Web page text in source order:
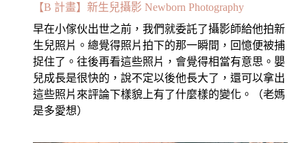
【B 計畫】新生兒攝影 Newborn Photography
早在小傢伙出世之前，我們就委託了攝影師給他拍新
生兒照片。總覺得照片拍下的那一瞬間，回憶便被捕
捉住了。往後再看這些照片，會覺得相當有意思。嬰
兒成長是很快的，說不定以後他長大了，還可以拿出
這些照片來評論下樣貌上有了什麼樣的變化。（老媽
是多愛想）